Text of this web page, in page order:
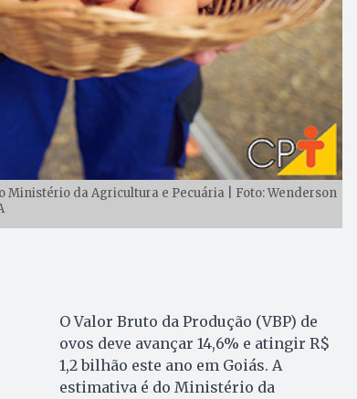
Ministério da Agricultura e Pecuária | Foto: Wenderson
O Valor Bruto da Produção (VBP) de
ovos deve avançar 14,6% e atingir R$
1,2 bilhão este ano em Goiás. A
estimativa é do Ministério da